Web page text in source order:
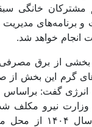
مشترکان خانگی
و برنامه‌‌‌های
انجام خواهد شد.
از برق مصرفی
گرم این بخش
مگاوات نیروگاه